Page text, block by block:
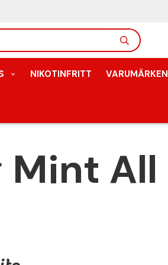
NIKOTINFRITT VARUMÄRKEN
Mint All